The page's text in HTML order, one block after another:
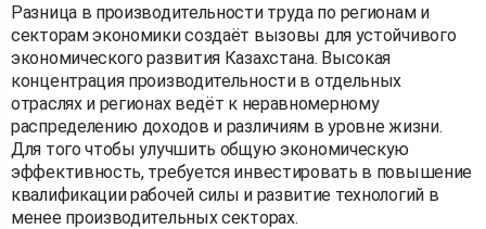
Разница в производительности труда по регионам и
секторам экономики создаёт вызовы для устойчивого
экономического развития Казахстана. Высокая
концентрация производительности в отдельных
отраслях и регионах ведёт к неравномерному
распределению доходов и различиям в уровне жизни.
Для того чтобы улучшить общую экономическую
эффективность, требуется инвестировать в повышение
квалификации рабочей силы и развитие технологий в
менее производительных секторах.